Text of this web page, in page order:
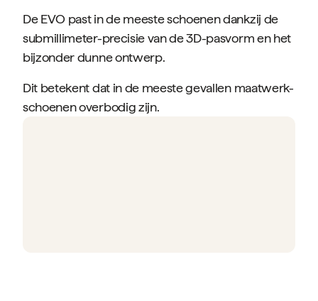
De EVO past in de meeste schoenen dankzij de
submillimeter-precisie van de 3D-pasvorm en het
bijzonder dunne ontwerp.
Dit betekent dat in de meeste gevallen maatwerk-
schoenen overbodig zijn.